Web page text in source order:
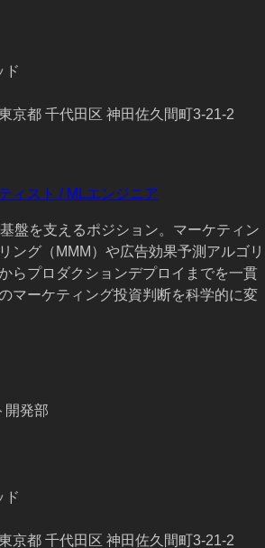
ド
京都 千代田区 神田佐久間町3-21-2
ィスト / MLエンジニア
盤を支えるポジション。マーケティン
ング（MMM）や広告効果予測アルゴリ
らプロダクションデプロイまでを一貫
マーケティング投資判断を科学的に変
開発部
ド
京都 千代田区 神田佐久間町3-21-2